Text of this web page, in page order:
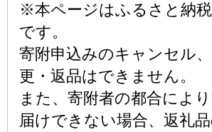
※本ページはふるさと納
です。
寄附申込みのキャンセル
更・返品はできません。
また、寄附者の都合によ
届けできない場合、返礼